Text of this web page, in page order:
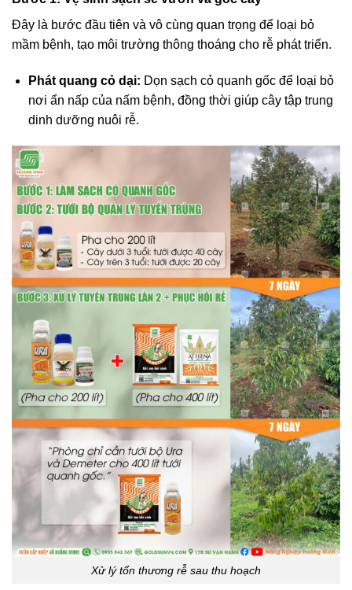
Đây là bước đầu tiên và vô cùng quan trọng để loại bỏ
mầm bệnh, tạo môi trường thông thoáng cho rễ phát triển.
Phát quang cỏ dại: Dọn sạch cỏ quanh gốc để loại bỏ
nơi ẩn nấp của nấm bệnh, đồng thời giúp cây tập trung
dinh dưỡng nuôi rễ.
Xử lý tổn thương rễ sau thu hoạch